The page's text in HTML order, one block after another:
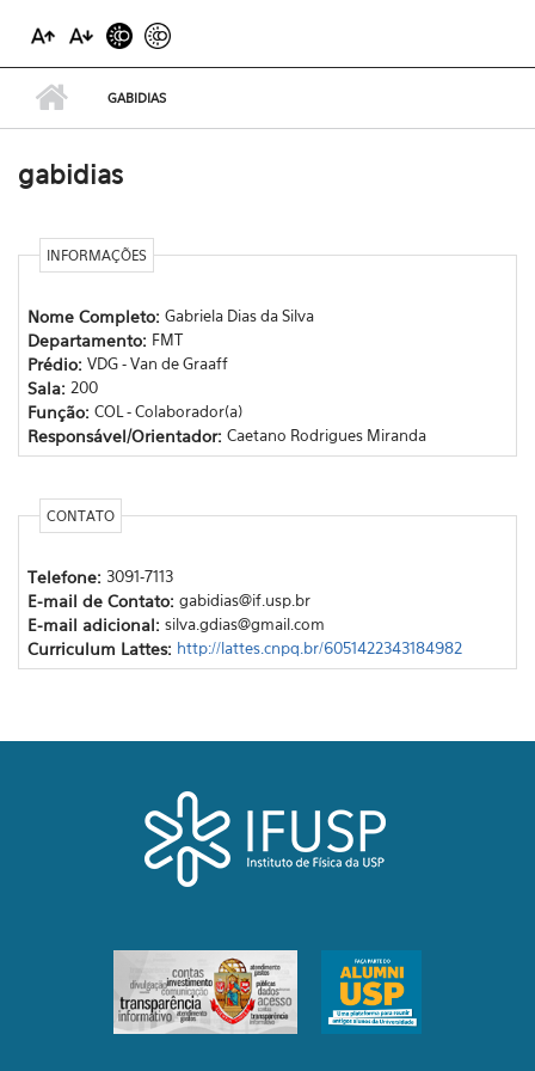
GABIDIAS
gabidias
INFORMAÇÕES
Nome Completo: Gabriela Dias da Silva
Departamento: FMT
Prédio: VDG - Van de Graaff
Sala: 200
Função: COL - Colaborador(a)
Responsável/Orientador: Caetano Rodrigues Miranda
CONTATO
Telefone: 3091-7113
E-mail de Contato: gabidias@if.usp.br
E-mail adicional: silva.gdias@gmail.com
Curriculum Lattes: http://lattes.cnpq.br/6051422343184982